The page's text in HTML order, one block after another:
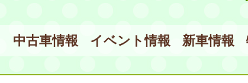
中古車情報 イベント情報 新車情報